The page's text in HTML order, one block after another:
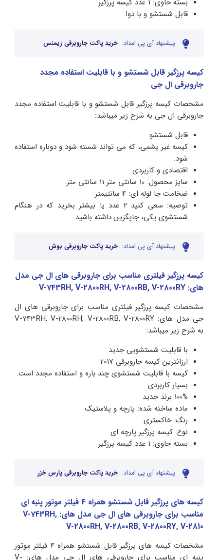
قابل شستشو و با دوا
پیشنهاد آی پی امداد: خرید پاکت جاروبرقی زیمنس
کیسه پرزگیر قابل شستشو و با قابلیت استفاده مجدد
جاروبرقی ال جی
مشخصات کیسه پرزگیر قابل شستشو و با قابلیت استفاده مجدد
جاروبرقی ال جی به شرح زیر میباشد:
قابل شستشو
کیسه غیر پشمی، که می تواند شسته شود و دوباره استفاده
شود.
اقتصادی و کاربردی
سایز محصول: 10 سانتی متر 11 سانتی متر.
ضخامت جا لوله ای: 4 سانتیمتر
توصیه: سعی کنید 2 عدد یا بیشتر بخرید که در هنگام
شستشوی یکی، جایگزین داشته باشید.
پیشنهاد آی پی امداد: خرید پاکت جاروبرقی بوش
کیسه پرزگیر فیلتری مناسب برای جاروبرقی های ال جی مدل
های: V-743RH, V-2800RH, V-2800RB, V-2800RY
مشخصات کیسه پرزگیر فیلتری مناسب برای جاروبرقی های ال
جی مدل های: V-743RH, V-2800RH, V-2800RB, V-2800RY
به شرح زیر میباشد:
با قابلیت شستشویی جدید
ارزانترین کیسه جاروبرقی 2017
کیسه با قابلیت شستشوی چند باره و استفاده مجدد است.
بسیار کاربردی
100% برند جدید
ماده ساخته شده: پارچه و پلاستیک
رنگ: خاکستری
نوع: کیسه پرزگیر پارچه ای
بسته حاوی: 1 عدد کیسه پرزگیر
پیشنهاد آی پی امداد: خرید پاکت جاروبرقی پارس خزر
کیسه های پرزگیر قابل شستشو همراه 4 فیلتر موتور پنبه ای
مناسب برای جاروبرقی های ال جی مدل های: V-743RH,
V-2800RH, V-2800RB, V-2800RY, V-2810
مشخصات کیسه های پرزگیر قابل شستشو همراه 4 فیلتر موتور
پنبه ای مناسب برای جاروبرقی های ال جی مدل های: V-